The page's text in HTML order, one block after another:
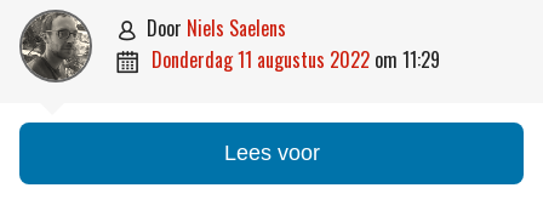
 door Niels Saelens
 donderdag 11 augustus 2022 om 11:29
Lees voor